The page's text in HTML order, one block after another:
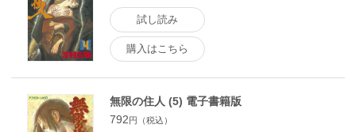
試し読み
購入はこちら
無限の住人 (5) 電子書籍版
792 円（税込）